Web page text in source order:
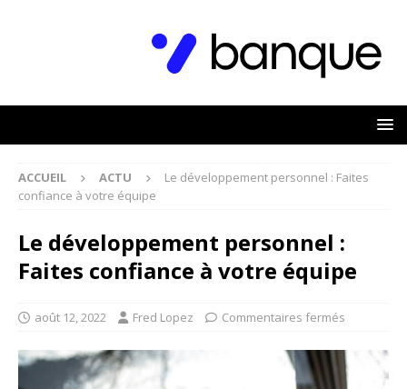
ACCUEIL ACTU
Le développement personnel : Faites
confiance à votre équipe
Le développement personnel :
Faites confiance à votre équipe
août 12, 2022 Fred Lopez Commentaires fermés